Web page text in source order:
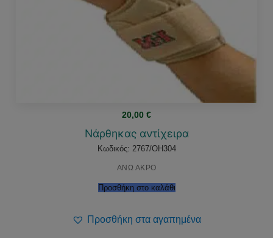
20,00 €
Νάρθηκας αντίχειρα
Κωδικός: 2767/OH304
ΑΝΩ ΑΚΡΟ
Προσθήκη στο καλάθι
Προσθήκη στα αγαπημένα